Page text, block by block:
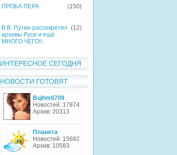
ПРОБА ПЕРА (150)
В.В. Путин рассекретил
архивы Руси и ещё
МНОГО ЧЕГО!!..
(12)
ИНТЕРЕСНОЕ СЕГОДНЯ
НОВОСТИ ГОТОВЯТ
Bujhm0709
Новостей: 17874
Архив: 20313
Планета
Новостей: 15682
Архив: 10583